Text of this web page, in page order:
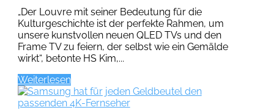
„Der Louvre mit seiner Bedeutung für die
Kulturgeschichte ist der perfekte Rahmen, um
unsere kunstvollen neuen QLED TVs und den
Frame TV zu feiern, der selbst wie ein Gemälde
wirkt“, betonte HS Kim,...
Weiterlesen